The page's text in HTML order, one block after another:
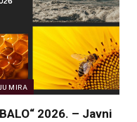
MIRA
2026. – Javni